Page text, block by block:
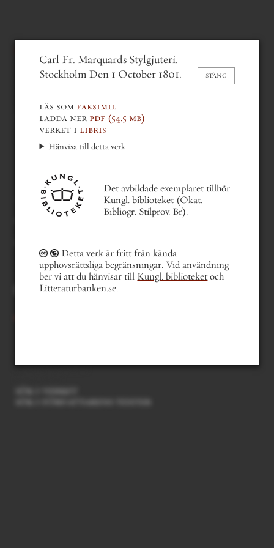
STÄNG
Carl Fr. Marquards Stylgjuteri,
Stockholm Den 1 October 1801.
läs som faksimil
ladda ner pdf (54.5 mb)
verket i libris
Hänvisa till detta verk
Det avbildade exemplaret tillhör
Kungl. biblioteket (Okat.
Bibliogr. Stilprov. Br).
Detta verk är fritt från kända
upphovsrättsliga begränsningar. Vid användning
ber vi att du hänvisar till Kungl. biblioteket och
Litteraturbanken.se.
Prof-Tryck af de Stylar som
finnas uti Marquards
Prof-Tryck
gå bakåt en del
gå till sista sidan
gå till sida . . .i av viii
Du kan också bläddra med
tangentbordets piltangenter.
mer om boken
sök i verket
sök i författarens texter